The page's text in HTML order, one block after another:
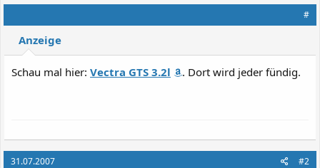
#
Anzeige
Schau mal hier: Vectra GTS 3.2l . Dort wird jeder fündig.
31.07.2007 #2